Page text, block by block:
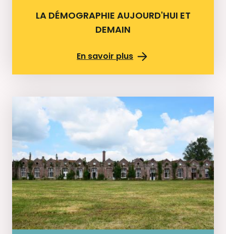
LA DÉMOGRAPHIE AUJOURD'HUI ET
DEMAIN
En savoir plus